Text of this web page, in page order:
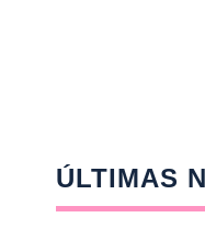
ÚLTIMAS